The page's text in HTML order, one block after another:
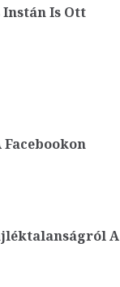
Instán Is Ott
A